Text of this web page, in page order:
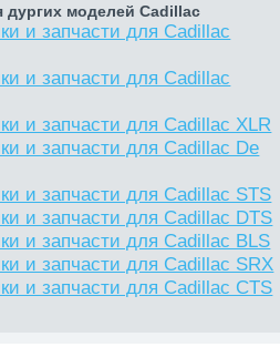
дургих моделей Cadillac
и запчасти для Cadillac
и запчасти для Cadillac
и запчасти для Cadillac XLR
и запчасти для Cadillac De
и запчасти для Cadillac STS
и запчасти для Cadillac DTS
и запчасти для Cadillac BLS
и запчасти для Cadillac SRX
и запчасти для Cadillac CTS